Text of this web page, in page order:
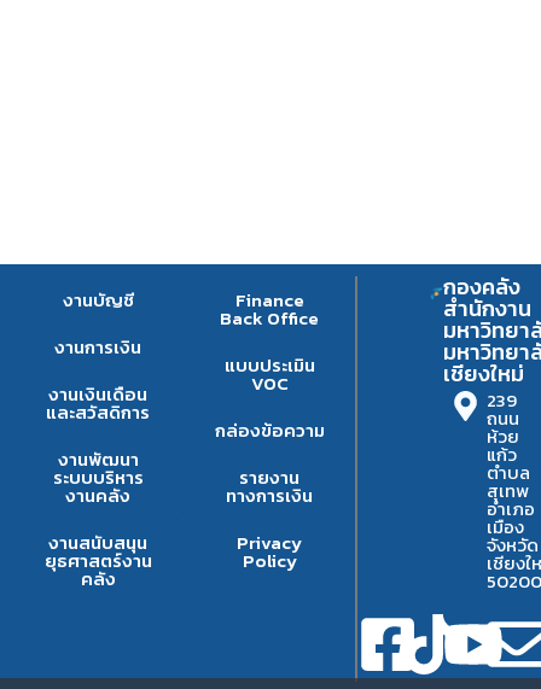
งานบัญชี
งานการเงิน
งานเงินเดือน
และสวัสดิการ
งานพัฒนา
ระบบบริหาร
งานคลัง
งานสนับสนุน
ยุธศาสตร์งาน
คลัง
Finance
Back Office
แบบประเมิน
VOC
กล่องข้อความ
รายงาน
ทางการเงิน
Privacy
Policy
กองคลัง
สำนักงาน
มหาวิทยา
มหาวิทยา
เชียงใหม่
239
ถนน
ห้วย
แก้ว
ตำบล
สุเทพ
อำเภอ
เมือง
จังหวัด
เชียงใ
50200